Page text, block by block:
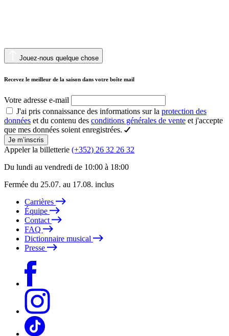
Jouez-nous quelque chose
Recevez le meilleur de la saison dans votre boîte mail
Votre adresse e-mail
J'ai pris connaissance des informations sur la protection des
données et du contenu des conditions générales de vente et j'accepte
que mes données soient enregistrées.
Je m’inscris
Appeler la billetterie (+352) 26 32 26 32
Du lundi au vendredi de 10:00 à 18:00
Fermée du 25.07. au 17.08. inclus
Carrières
Équipe
Contact
FAQ
Dictionnaire musical
Presse